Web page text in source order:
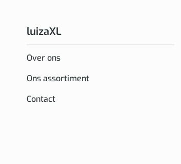
luizaXL
Over ons
Ons assortiment
Contact